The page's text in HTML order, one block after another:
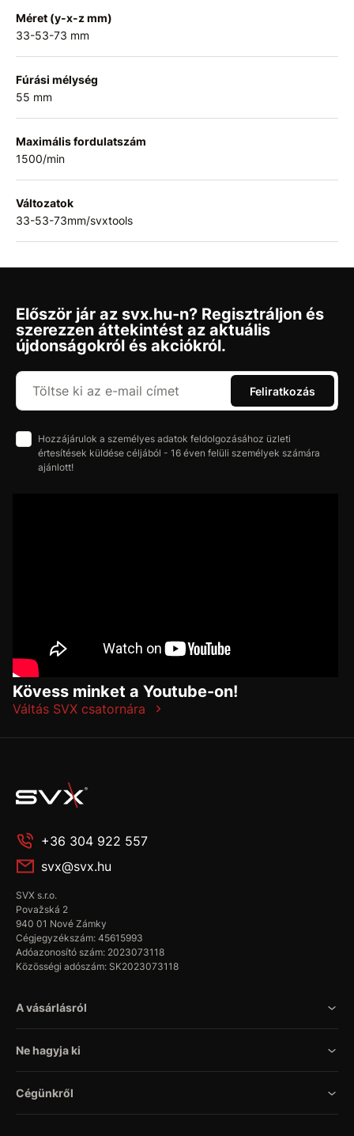
Méret (y-x-z mm)
33-53-73 mm
Fúrási mélység
55 mm
Maximális fordulatszám
1500/min
Változatok
33-53-73mm/svxtools
Először jár az svx.hu-n? Regisztráljon és
szerezzen áttekintést az aktuális
újdonságokról és akciókról.
Feliratkozás
Hozzájárulok a személyes adatok feldolgozásához üzleti
értesítések küldése céljából - 16 éven felüli személyek számára
ajánlott!
Kövess minket a Youtube-on!
Váltás SVX csatornára
+36 304 922 557
svx@svx.hu
SVX s.r.o.
Považská 2
940 01 Nové Zámky
Cégjegyzékszám: 45615993
Adóazonosító szám: 2023073118
Közösségi adószám: SK2023073118
A vásárlásról
Ne hagyja ki
Cégünkről